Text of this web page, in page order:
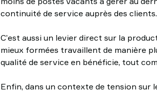
continuité de service auprès des clients.
C’est aussi un levier direct sur la
mieux formées travaillent de manière
qualité de service en bénéficie, tout
Enfin, dans un contexte de tension sur